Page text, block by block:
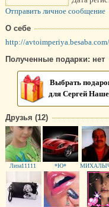
Отправить личное сообщение
О себе
http://
Полученные подарки: нет
Выбрать
для Сергей
Друзья (12)
Лиза11111 *Ю*